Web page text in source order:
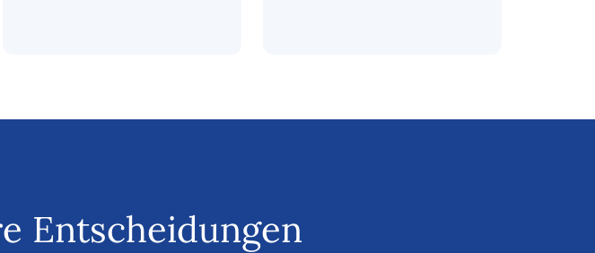
Entscheidungen